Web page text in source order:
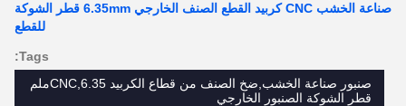
صناعة الخشب CNC كربيد القطع الصنف الخارجي 6.35mm قطر الشوكة
للقطع
Tags:
صنبور صناعة الخشب,ضخ الصنف من قطاع الكربيد CNC,6.35ملم
قطر الشوكة الصنبور الخارجي